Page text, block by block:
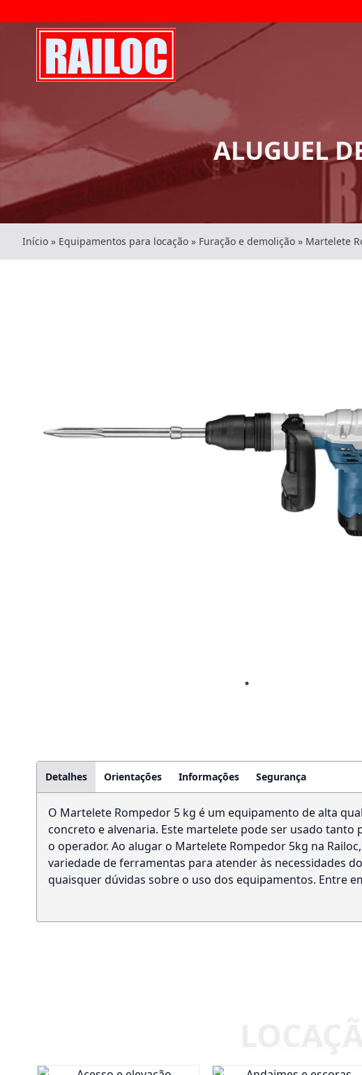
ALUGUEL
Início » Equipamentos para locação » Furação e demolição » Martelete
Detalhes Orientações Informações Segurança
O Martelete Rompedor 5 kg é um equipamento de alta
concreto e alvenaria. Este martelete pode ser usado
o operador. Ao alugar o Martelete Rompedor 5kg na
variedade de ferramentas para atender às necessidades
quaisquer dúvidas sobre o uso dos equipamentos. Entre